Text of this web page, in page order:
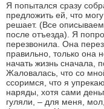
Я попытался сразу
предложить ей, что
решает. (Все
после отъезда). Я
перезвонила. Она
правильно, только она
начать жизнь сначала,
Жаловалась, что со
ссоримся, что я
наряды, хотя сами
гуляли, – для меня,